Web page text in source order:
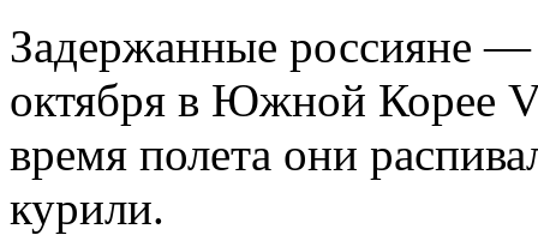
Задержанные россияне
октября в Южной Корее
время полета они
курили.